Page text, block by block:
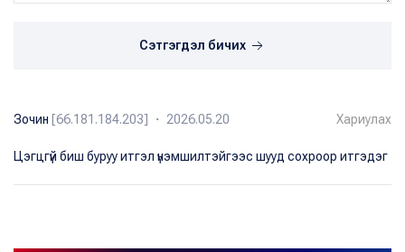
Сэтгэгдэл бичих
Зочин [66.181.184.203] ・ 2026.05.20 Хариулах
Цэгцгүй биш буруу итгэл үнэмшилтэйгээс шууд сохроор итгэдэг